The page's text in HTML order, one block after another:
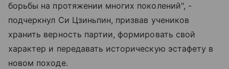
борьбы на протяжении многих поколений", -
подчеркнул Си Цзиньпин, призвав учеников
хранить верность партии, формировать свой
характер и передавать историческую эстафету в
новом походе.